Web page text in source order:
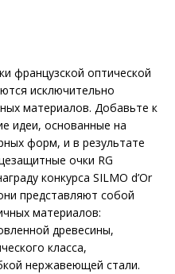
французской оптической
исключительно
материалов. Добавьте к
идеи, основанные на
форм, и в результате
очки RG
конкурса SILMO d’Or
представляют собой
материалов:
древесины,
класса,
нержавеющей стали.